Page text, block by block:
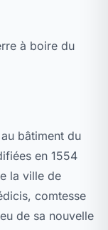
à boire du
bâtiment du
en 1554
la ville de
comtesse
de sa nouvelle